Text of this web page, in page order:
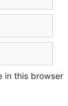
in this browser